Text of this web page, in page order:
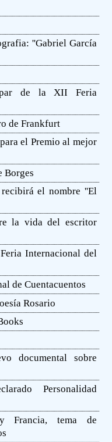
''Gabriel García
de la XII Feria
de Frankfurt
el Premio al mejor
Borges
el nombre ''El
la vida del escritor
Internacional del
de Cuentacuentos
Rosario
documental sobre
Personalidad
Francia, tema de